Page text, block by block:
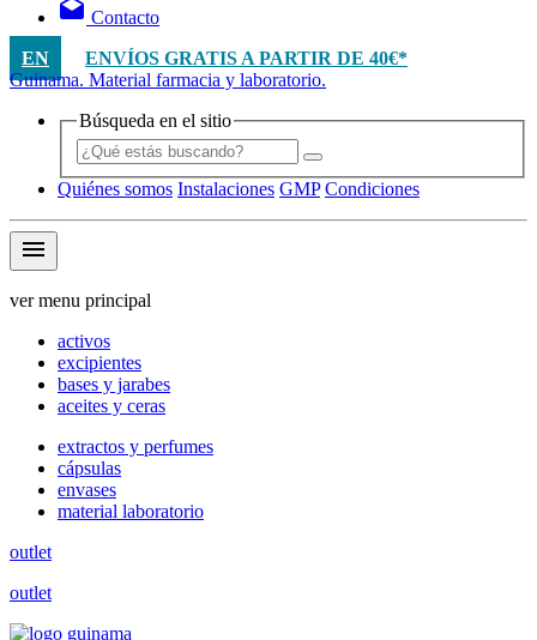
drafts Contacto
EN
ENVÍOS GRATIS A PARTIR DE 40€*
Guinama. Material farmacia y laboratorio.
Búsqueda en el sitio
Quiénes somos Instalaciones GMP Condiciones
menu
ver menu principal
activos
excipientes
bases y jarabes
aceites y ceras
extractos y perfumes
cápsulas
envases
material laboratorio
outlet
outlet